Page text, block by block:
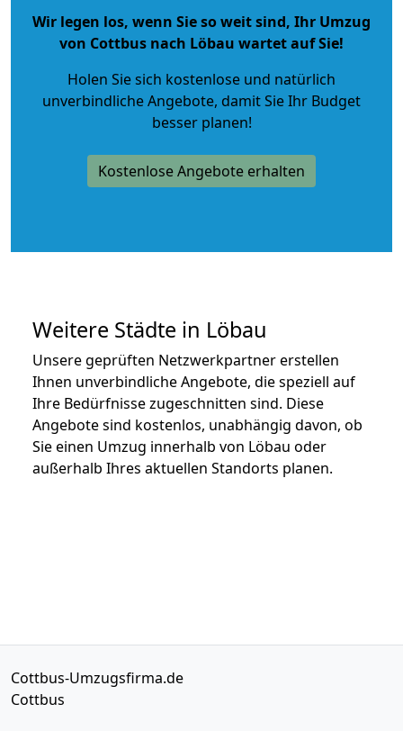
Wir legen los, wenn Sie so weit sind, Ihr Umzug
von Cottbus nach Löbau wartet auf Sie!
Holen Sie sich kostenlose und natürlich
unverbindliche Angebote, damit Sie Ihr Budget
besser planen!
Kostenlose Angebote erhalten
Weitere Städte in Löbau
Unsere geprüften Netzwerkpartner erstellen
Ihnen unverbindliche Angebote, die speziell auf
Ihre Bedürfnisse zugeschnitten sind. Diese
Angebote sind kostenlos, unabhängig davon, ob
Sie einen Umzug innerhalb von Löbau oder
außerhalb Ihres aktuellen Standorts planen.
Cottbus-Umzugsfirma.de
Cottbus